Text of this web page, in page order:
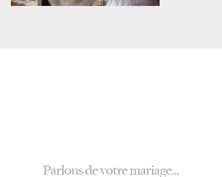
Parlons de votre mariage...